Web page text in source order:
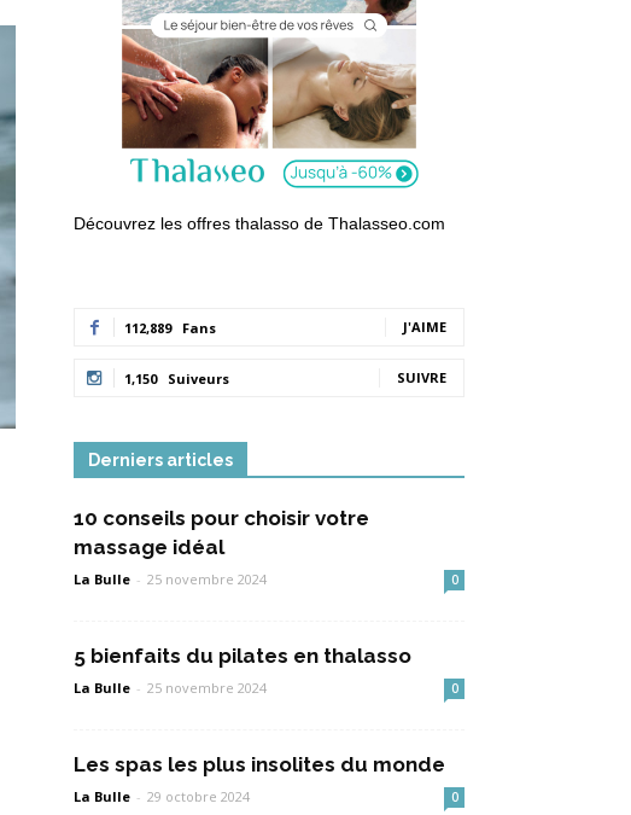
Découvrez les offres thalasso de Thalasseo.com
112,889 Fans J'AIME
1,150 Suiveurs SUIVRE
Derniers articles
10 conseils pour choisir votre
massage idéal
La Bulle - 25 novembre 2024 0
5 bienfaits du pilates en thalasso
La Bulle - 25 novembre 2024 0
Les spas les plus insolites du monde
La Bulle - 29 octobre 2024 0